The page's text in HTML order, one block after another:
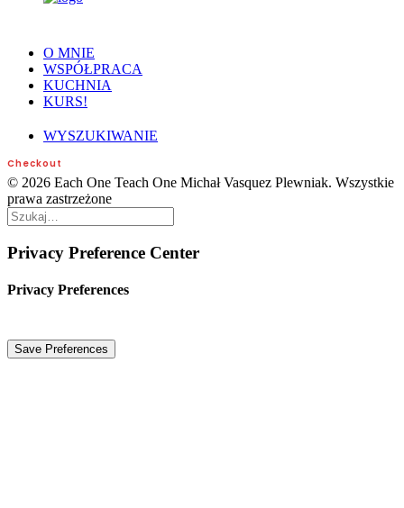
O MNIE
WSPÓŁPRACA
KUCHNIA
KURS!
WYSZUKIWANIE
Checkout
© 2026 Each One Teach One Michał Vasquez Plewniak. Wszystkie
prawa zastrzeżone
Privacy Preference Center
Privacy Preferences